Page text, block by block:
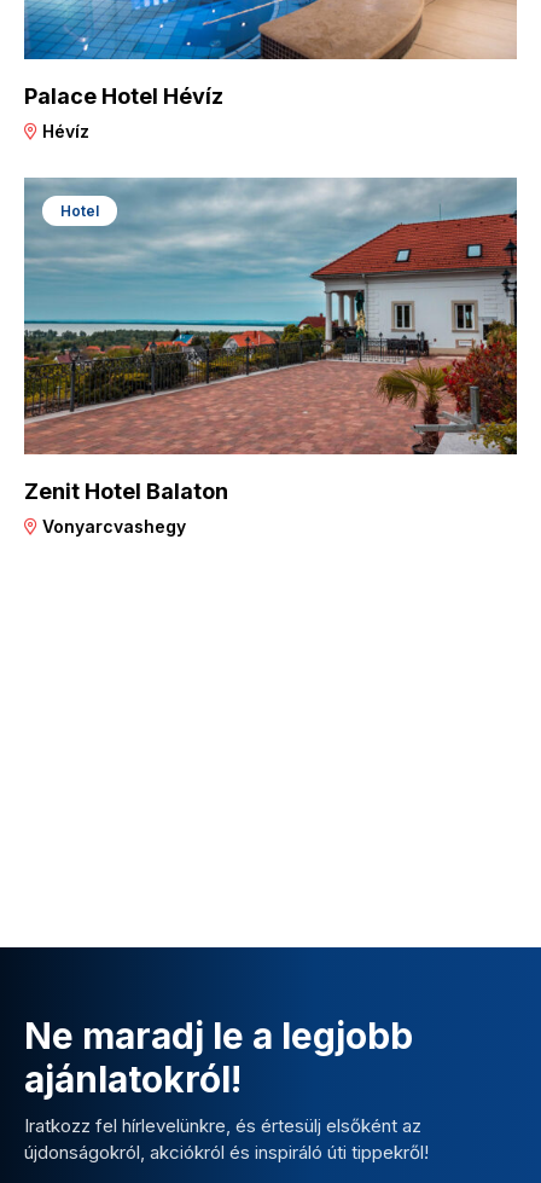
Palace Hotel Hévíz
Hévíz
Hotel
Zenit Hotel Balaton
Vonyarcvashegy
Ne maradj le a legjobb
ajánlatokról!
Iratkozz fel hírlevelünkre, és értesülj elsőként az
újdonságokról, akciókról és inspiráló úti tippekről!